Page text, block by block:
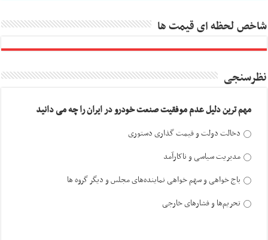
شاخص لحظه ای قیمت ها
نظرسنجی
مهم ترین دلیل عدم موفقیت صنعت خودرو در ایران را چه می دانید
دخالت دولت و قیمت گذاری دستوری
مدیریت سیاسی و ناکارآمد
باج خواهی و سهم خواهی نماینده‌های مجلس و دیگر گروه ها
تحریم‌ها و فشارهای خارجی